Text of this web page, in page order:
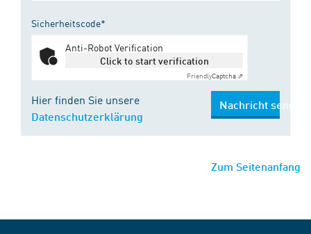
Sicherheitscode*
Anti-Robot Verification
Click to start verification
FriendlyCaptcha ⇗
Hier finden Sie unsere
Datenschutzerklärung
Nachricht senden
Zum Seitenanfang